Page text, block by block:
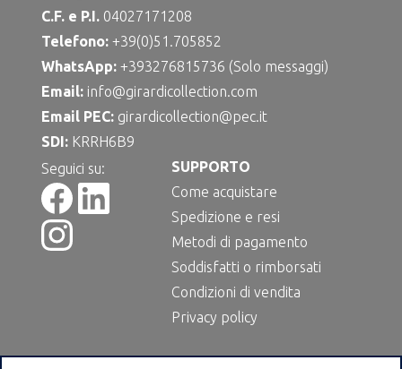
C.F. e P.I. 04027171208
Telefono:+39(0)51.705852
WhatsApp: +393276815736 (Solo messaggi)
Email: info@girardicollection.com
Email PEC: girardicollection@pec.it
SDI: KRRH6B9
Seguici su:
SUPPORTO
Come acquistare
Spedizione e resi
Metodi di pagamento
Soddisfatti o rimborsati
Condizioni di vendita
Privacy policy